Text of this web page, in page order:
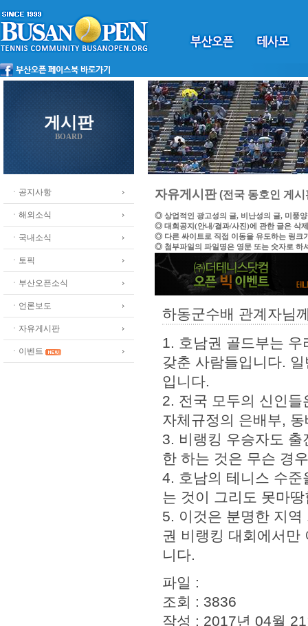
게시판
BOARD
ㆍ공지사항
ㆍ해외소식
ㆍ국내소식
ㆍ토픽
ㆍ부산오픈소식
ㆍ언론보도
ㆍ자유게시판
ㆍ이벤트
자유게시판(전국 동호인 게시
◎ 상업적인 광고성의 글, 비난성의 글, 미풍
◎ 대회공지(안내/결과/사진)에 관한 글은 삭
◎ 다른 싸이트로 직접 이동을 유도하는 링크
◎ 첨부파일의 파일명은 영문 또는 숫자로 하
하동군수배 관계자님
1. 호남권 골드부는
갖춘 사람들입니다.
입니다.
2. 전국 모두의 신인
자체규정의 은배부,
3. 비랭킹 우승자도
한 하는 것은 무슨 경
4. 호남의 테니스 수
는 것이 그리도 못마
5. 이것은 분명한 지
권 비랭킹 대회에서만
니다.
파일 :
조회 : 3836
작성 : 2017년 04월